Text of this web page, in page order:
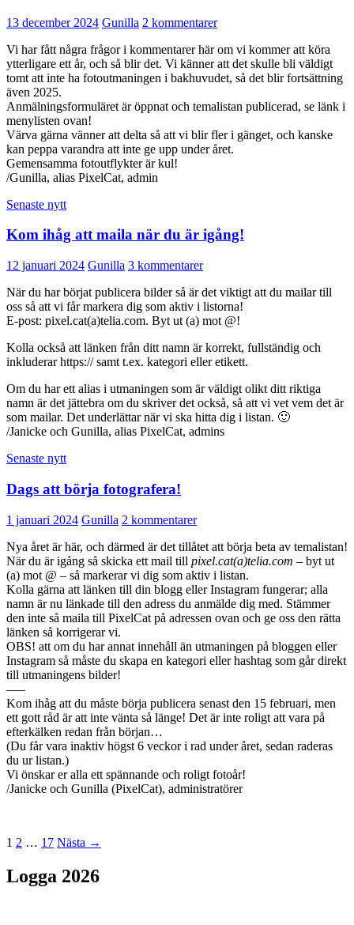
13 december 2024 Gunilla 2 kommentarer
Vi har fått några frågor i kommentarer här om vi kommer att köra
ytterligare ett år, och så blir det. Vi känner att det skulle bli väldigt
tomt att inte ha fotoutmaningen i bakhuvudet, så det blir fortsättning
även 2025.
Anmälningsformuläret är öppnat och temalistan publicerad, se länk i
menylisten ovan!
Värva gärna vänner att delta så att vi blir fler i gänget, och kanske
kan peppa varandra att inte ge upp under året.
Gemensamma fotoutflykter är kul!
/Gunilla, alias PixelCat, admin
Senaste nytt
Kom ihåg att maila när du är igång!
12 januari 2024 Gunilla 3 kommentarer
När du har börjat publicera bilder så är det viktigt att du mailar till
oss så att vi får markera dig som aktiv i listorna!
E-post: pixel.cat(a)telia.com. Byt ut (a) mot @!
Kolla också att länken från ditt namn är korrekt, fullständig och
inkluderar https:// samt t.ex. kategori eller etikett.
Om du har ett alias i utmaningen som är väldigt olikt ditt riktiga
namn är det jättebra om du skriver det också, så att vi vet vem det är
som mailar. Det underlättar när vi ska hitta dig i listan. 🙂
/Janicke och Gunilla, alias PixelCat, admins
Senaste nytt
Dags att börja fotografera!
1 januari 2024 Gunilla 2 kommentarer
Nya året är här, och därmed är det tillåtet att börja beta av temalistan!
När du är igång så skicka ett mail till pixel.cat(a)telia.com – byt ut
(a) mot @ – så markerar vi dig som aktiv i listan.
Kolla gärna att länken till din blogg eller Instagram fungerar; alla
namn är nu länkade till den adress du anmälde dig med. Stämmer
den inte så maila till PixelCat på adressen ovan och ge oss den rätta
länken så korrigerar vi.
OBS! att om du har annat innehåll än utmaningen på bloggen eller
Instagram så måste du skapa en kategori eller hashtag som går direkt
till utmaningens bilder!
—–
Kom ihåg att du måste börja publicera senast den 15 februari, men
ett gott råd är att inte vänta så länge! Det är inte roligt att vara på
efterkälken redan från början…
(Du får vara inaktiv högst 6 veckor i rad under året, sedan raderas
du ur listan.)
Vi önskar er alla ett spännande och roligt fotoår!
/Janicke och Gunilla (PixelCat), administratörer
Inläggsnavigering
1 2 … 17 Nästa →
Logga 2026